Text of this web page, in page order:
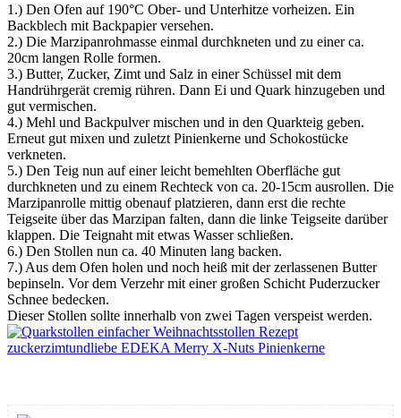
1.) Den Ofen auf 190°C Ober- und Unterhitze vorheizen. Ein
Backblech mit Backpapier versehen.
2.) Die Marzipanrohmasse einmal durchkneten und zu einer ca.
20cm langen Rolle formen.
3.) Butter, Zucker, Zimt und Salz in einer Schüssel mit dem
Handrührgerät cremig rühren. Dann Ei und Quark hinzugeben und
gut vermischen.
4.) Mehl und Backpulver mischen und in den Quarkteig geben.
Erneut gut mixen und zuletzt Pinienkerne und Schokostücke
verkneten.
5.) Den Teig nun auf einer leicht bemehlten Oberfläche gut
durchkneten und zu einem Rechteck von ca. 20-15cm ausrollen. Die
Marzipanrolle mittig obenauf platzieren, dann erst die rechte
Teigseite über das Marzipan falten, dann die linke Teigseite darüber
klappen. Die Teignaht mit etwas Wasser schließen.
6.) Den Stollen nun ca. 40 Minuten lang backen.
7.) Aus dem Ofen holen und noch heiß mit der zerlassenen Butter
bepinseln. Vor dem Verzehr mit einer großen Schicht Puderzucker
Schnee bedecken.
Dieser Stollen sollte innerhalb von zwei Tagen verspeist werden.